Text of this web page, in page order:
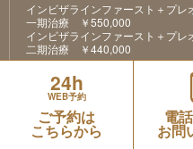
インビザラインファースト＋プレ
⼀期治療 ￥550,000
インビザラインファースト＋プレ
⼆期治療 ￥440,000
施術のリ
全ての医療と同様に歯科矯正治
とをご理解ください。
※すべてのリスクや副作用が生じ
24h
WEB予約
ご予約は
こちらから
電
お問